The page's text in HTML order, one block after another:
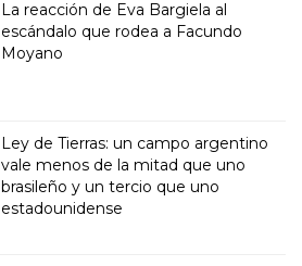
La reacción de Eva Bargiela al
escándalo que rodea a Facundo
Moyano
Ley de Tierras: un campo argentino
vale menos de la mitad que uno
brasileño y un tercio que uno
estadounidense